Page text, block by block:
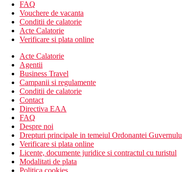
piscina pentru copii
loc de joaca
mini-club
patut gratuit (la cerere)
Descrierea plajei
plaja cu nisip
transfer gratuit de la hotel la plaja de mai multe
Activitati sportive gratuite
fitness
tenis de masa
Activitati sportive contra cost
biliard
masaje
tenis la hotelul Dunas Maspalomas
terenul de golf Campo de Golf Maspalomas
FAQ
Vouchere de vacanta
Conditii de calatorie
Acte Calatorie
Verificare si plata online
Acte Calatorie
Agentii
Business Travel
Campanii si regulamente
Conditii de calatorie
Contact
Directiva EAA
FAQ
Despre noi
Drepturi principale in temeiul Ordonantei
Verificare si plata online
Licente, documente juridice si contractul cu turistul
Modalitati de plata
Politica cookies